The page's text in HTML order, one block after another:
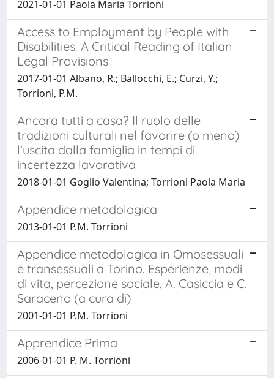
2021-01-01 Paola Maria Torrioni
Access to Employment by People with
Disabilities. A Critical Reading of Italian
Legal Provisions
2017-01-01 Albano, R.; Ballocchi, E.; Curzi, Y.;
Torrioni, P.M.
Ancora tutti a casa? Il ruolo delle
tradizioni culturali nel favorire (o meno)
l’uscita dalla famiglia in tempi di
incertezza lavorativa
2018-01-01 Goglio Valentina; Torrioni Paola Maria
Appendice metodologica
2013-01-01 P.M. Torrioni
Appendice metodologica in Omosessuali
e transessuali a Torino. Esperienze, modi
di vita, percezione sociale, A. Casiccia e C.
Saraceno (a cura di)
2001-01-01 P.M. Torrioni
Apprendice Prima
2006-01-01 P. M. Torrioni